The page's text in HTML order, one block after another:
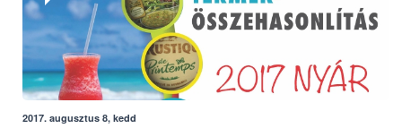
2017. augusztus 8, kedd